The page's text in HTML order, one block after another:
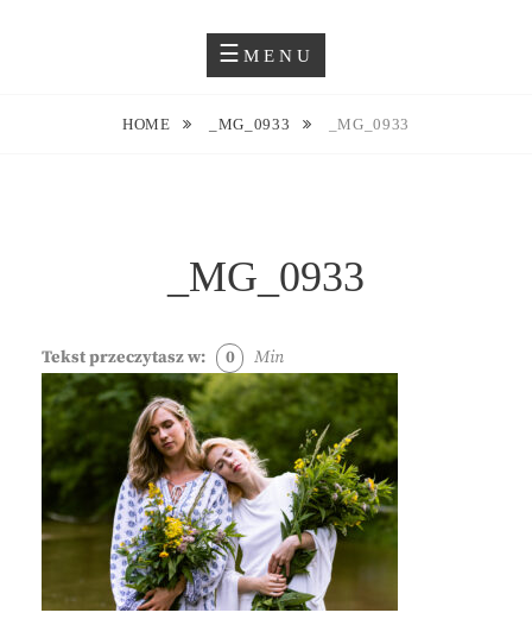
JUSTYNA EWA GROCHOWSKA
MENU
HOME _MG_0933 _MG_0933
_MG_0933
Tekst przeczytasz w: 0 Min